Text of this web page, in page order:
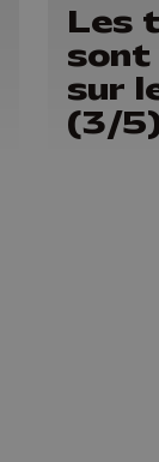
Les
sur
(3/